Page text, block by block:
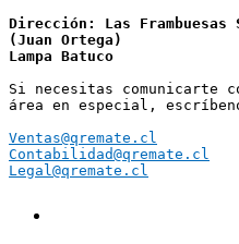
Dirección: Las Frambuesas
(Juan Ortega)
Lampa Batuco
Si necesitas comunicarte
área en especial,
Ventas@qremate.cl
Contabilidad@qremate.cl
Legal@qremate.cl